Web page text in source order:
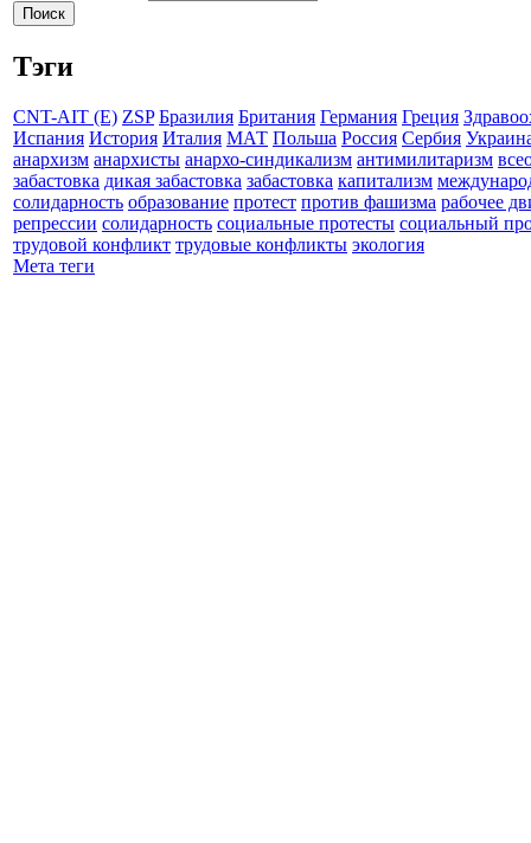
Тэги
CNT-AIT (E) ZSP Бразилия Британия Германия Греция
Испания История Италия МАТ Польша Россия Сербия
анархизм анархисты анархо-синдикализм антимилитаризм
забастовка дикая забастовка забастовка капитализм
солидарность образование протест против фашизма рабочее
репрессии солидарность социальные протесты социальный
трудовой конфликт трудовые конфликты экология
Мета теги